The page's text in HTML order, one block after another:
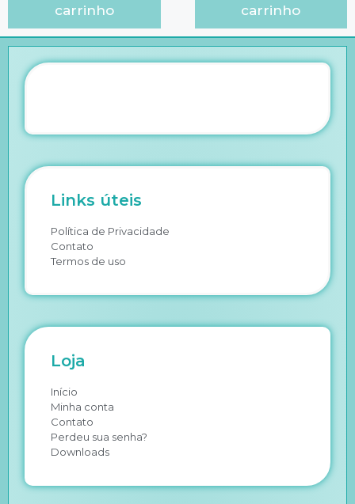
carrinho
carrinho
Links úteis
Política de Privacidade
Contato
Termos de uso
Loja
Início
Minha conta
Contato
Perdeu sua senha?
Downloads